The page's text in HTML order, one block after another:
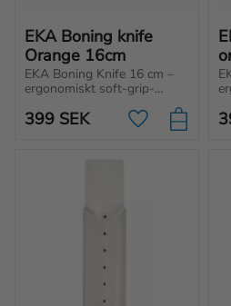
EKA Boning knife
Orange 16cm
EKA Boning Knife 16 cm –
ergonomiskt soft-grip-
handtag för perfekt kontroll
och smidiga snitt.
Urbeningskniv som klarar
399 SEK Lägg till i
&